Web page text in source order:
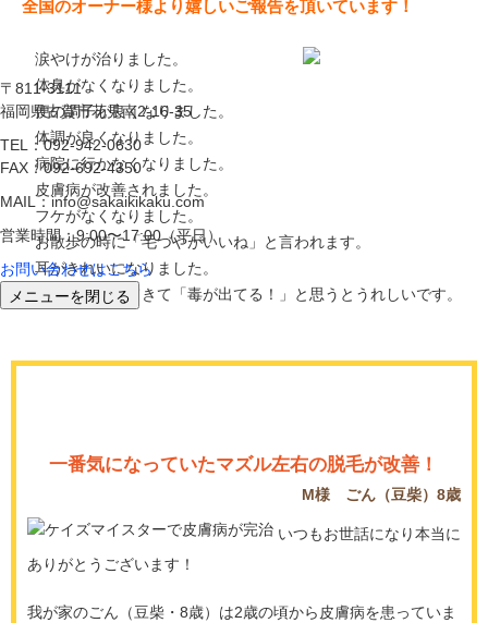
〒811-3111
福岡県古賀市花見南2-16-35
TEL：092-942-0630
FAX：092-692-4350
MAIL：info@sakaikikaku.com
営業時間：9:00〜17:00（平日）
お問い合わせはこちら
メニューを閉じる
全国のオーナー様より嬉しいご報告を頂いています！
涙やけが治りました。
体臭がなくなりました。
便の調子が良くなりました。
体調が良くなりました。
病院に行かなくなりました。
皮膚病が改善されました。
フケがなくなりました。
お散歩の時に「毛づやがいいね」と言われます。
耳がきれいになりました。
茶色の涙が出てきて「毒が出てる！」と思うとうれしいです。
一番気になっていたマズル左右の脱毛が改善！
M様 ごん（豆柴）8歳
いつもお世話になり本当に
ありがとうございます！
我が家のごん（豆柴・8歳）は2歳の頃から皮膚病を患っていま